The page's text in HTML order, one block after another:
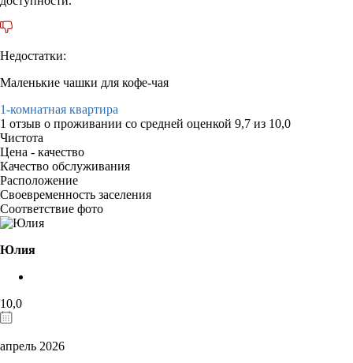
Недостатки:
Маленькие чашки для кофе-чая
1-комнатная квартира
1 отзыв о проживании со средней оценкой 9,7 из 10,0
Чистота
Цена - качество
Качество обслуживания
Расположение
Своевременность заселения
Соответствие фото
Юлия
10,0
апрель 2026